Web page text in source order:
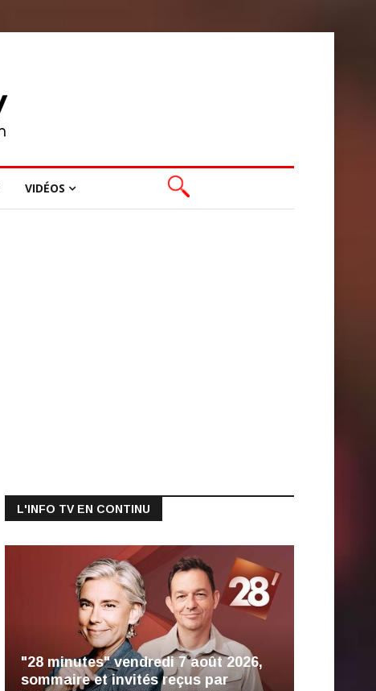
VIDÉOS
L'INFO TV EN CONTINU
"28 minutes" vendredi 7 août 2026,
sommaire et invités reçus par